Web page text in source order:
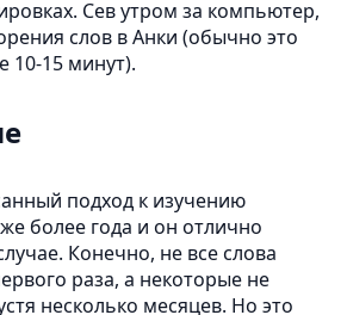
Сев утром за компьютер,
слов в Анки (обычно это
10-15 минут).
подход к изучению
более года и он отлично
Конечно, не все слова
раза, а некоторые не
несколько месяцев. Но это